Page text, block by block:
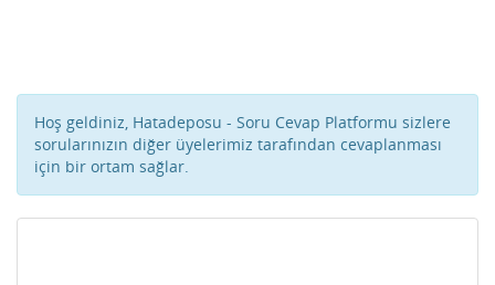
Hoş geldiniz, Hatadeposu - Soru Cevap Platformu sizlere
sorularınızın diğer üyelerimiz tarafından cevaplanması
için bir ortam sağlar.